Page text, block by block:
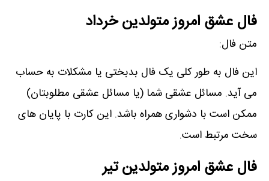
فال عشق امروز متولدین خرداد
متن فال:
این فال به طور کلی یک فال بدبختی یا مشکلات به حساب
می آید. مسائل عشقی شما (یا مسائل عشقی مطلوبتان)
ممکن است با دشواری ھمراه باشد. این کارت با پایان ھای
سخت مرتبط است.
فال عشق امروز متولدین تیر